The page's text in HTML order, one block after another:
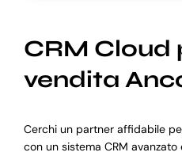
CRM Cloud
vendita
Cerchi un partner affidabile
con un sistema CRM avanzato